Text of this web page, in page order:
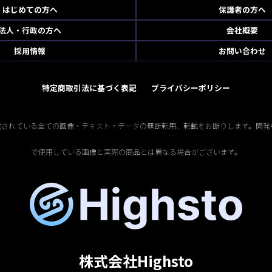
はじめての方へ
保護者の方へ
人・行政の方へ
会社概要
採用情報
お問い合わせ
特定商取引法に基づく表記 プライバシーポリシー
れている全ての画像・テキスト・データの無断転用、転載をお断りします。開
で使用している画像と実際の商品とは異なる場合がございます。
株式会社Highsto